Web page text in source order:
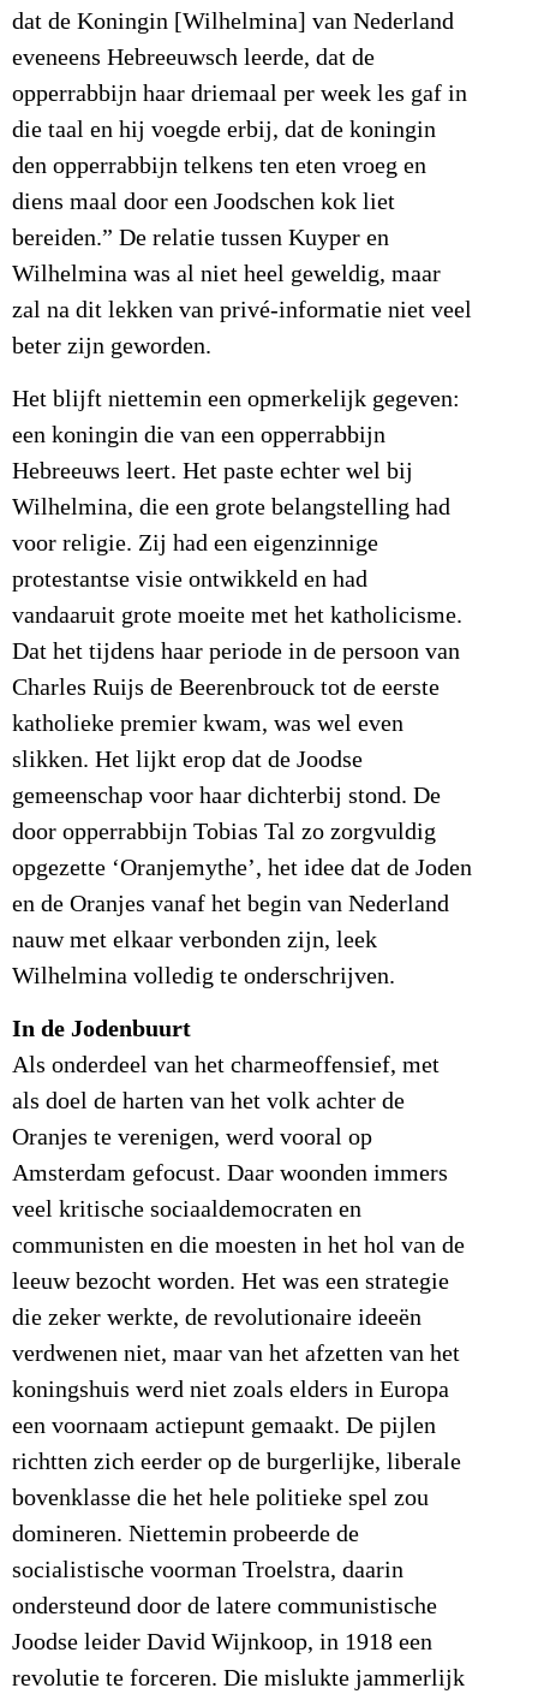
dat de Koningin [Wilhelmina] van Nederland
eveneens Hebreeuwsch leerde, dat de
opperrabbijn haar driemaal per week les gaf in
die taal en hij voegde erbij, dat de koningin
den opperrabbijn telkens ten eten vroeg en
diens maal door een Joodschen kok liet
bereiden.” De relatie tussen Kuyper en
Wilhelmina was al niet heel geweldig, maar
zal na dit lekken van privé-informatie niet veel
beter zijn geworden.
Het blijft niettemin een opmerkelijk gegeven:
een koningin die van een opperrabbijn
Hebreeuws leert. Het paste echter wel bij
Wilhelmina, die een grote belangstelling had
voor religie. Zij had een eigenzinnige
protestantse visie ontwikkeld en had
vandaaruit grote moeite met het katholicisme.
Dat het tijdens haar periode in de persoon van
Charles Ruijs de Beerenbrouck tot de eerste
katholieke premier kwam, was wel even
slikken. Het lijkt erop dat de Joodse
gemeenschap voor haar dichterbij stond. De
door opperrabbijn Tobias Tal zo zorgvuldig
opgezette ‘Oranjemythe’, het idee dat de Joden
en de Oranjes vanaf het begin van Nederland
nauw met elkaar verbonden zijn, leek
Wilhelmina volledig te onderschrijven.
In de Jodenbuurt
Als onderdeel van het charmeoffensief, met
als doel de harten van het volk achter de
Oranjes te verenigen, werd vooral op
Amsterdam gefocust. Daar woonden immers
veel kritische sociaaldemocraten en
communisten en die moesten in het hol van de
leeuw bezocht worden. Het was een strategie
die zeker werkte, de revolutionaire ideeën
verdwenen niet, maar van het afzetten van het
koningshuis werd niet zoals elders in Europa
een voornaam actiepunt gemaakt. De pijlen
richtten zich eerder op de burgerlijke, liberale
bovenklasse die het hele politieke spel zou
domineren. Niettemin probeerde de
socialistische voorman Troelstra, daarin
ondersteund door de latere communistische
Joodse leider David Wijnkoop, in 1918 een
revolutie te forceren. Die mislukte jammerlijk